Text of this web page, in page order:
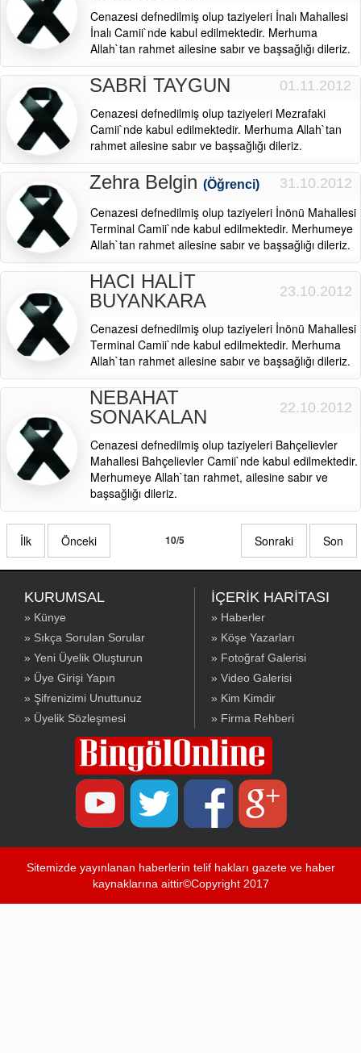
Cenazesi defnedilmiş olup taziyeleri İnalı Mahallesi
İnalı Camii`nde kabul edilmektedir. Merhuma
Allah`tan rahmet ailesine sabır ve başsağlığı dileriz.
SABRİ TAYGUN
01.11.2012
Cenazesi defnedilmiş olup taziyeleri Mezrafaki
Camii`nde kabul edilmektedir. Merhuma Allah`tan
rahmet ailesine sabır ve başsağlığı dileriz.
Zehra Belgin (Öğrenci)
31.10.2012
Cenazesi defnedilmiş olup taziyeleri İnönü Mahallesi
Terminal Camii`nde kabul edilmektedir. Merhumeye
Allah`tan rahmet ailesine sabır ve başsağlığı dileriz.
HACI HALİT
BUYANKARA
23.10.2012
Cenazesi defnedilmiş olup taziyeleri İnönü Mahallesi
Terminal Camii`nde kabul edilmektedir. Merhuma
Allah`tan rahmet ailesine sabır ve başsağlığı dileriz.
NEBAHAT
SONAKALAN
22.10.2012
Cenazesi defnedilmiş olup taziyeleri Bahçelievler
Mahallesi Bahçelievler Camii`nde kabul edilmektedir.
Merhumeye Allah`tan rahmet, ailesine sabır ve
başsağlığı dileriz.
İlk Önceki 10/5 Sonraki Son
KURUMSAL
» Künye
» Sıkça Sorulan Sorular
» Yeni Üyelik Oluşturun
» Üye Girişi Yapın
» Şifrenizimi Unuttunuz
» Üyelik Sözleşmesi
İÇERİK HARİTASI
» Haberler
» Köşe Yazarları
» Fotoğraf Galerisi
» Video Galerisi
» Kim Kimdir
» Firma Rehberi
Sitemizde yayınlanan haberlerin telif hakları gazete ve haber
kaynaklarına aittir©Copyright 2017